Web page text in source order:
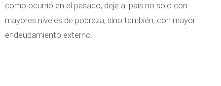
como ocurrió en el pasado, deje al país no solo con
mayores niveles de pobreza, sino también, con mayor
endeudamiento externo.